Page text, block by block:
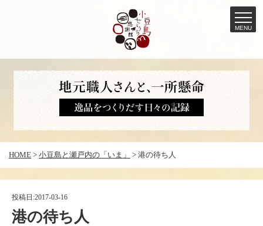
へ
MENU
HOME > 小豆島と瀬戸内の「いま」 > 港の待ち人
投稿日:2017-03-16
港の待ち人